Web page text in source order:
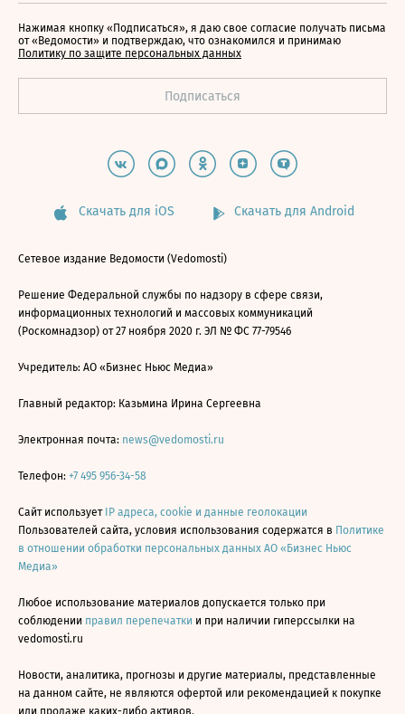
Нажимая кнопку «Подписаться», я даю свое согласие получать письма
от «Ведомости» и подтверждаю, что ознакомился и принимаю
Политику по защите персональных данных
Скачать для iOS Скачать для Android
Сетевое издание Ведомости (Vedomosti)
Решение Федеральной службы по надзору в сфере связи,
информационных технологий и массовых коммуникаций
(Роскомнадзор) от 27 ноября 2020 г. ЭЛ № ФС 77-79546
Учредитель: АО «Бизнес Ньюс Медиа»
Главный редактор: Казьмина Ирина Сергеевна
Электронная почта: news@vedomosti.ru
Телефон: +7 495 956-34-58
Сайт использует IP адреса, cookie и данные геолокации
Пользователей сайта, условия использования содержатся в Политике
в отношении обработки персональных данных АО «Бизнес Ньюс
Медиа»
Любое использование материалов допускается только при
соблюдении правил перепечатки и при наличии гиперссылки на
vedomosti.ru
Новости, аналитика, прогнозы и другие материалы, представленные
на данном сайте, не являются офертой или рекомендацией к покупке
или продаже каких-либо активов.